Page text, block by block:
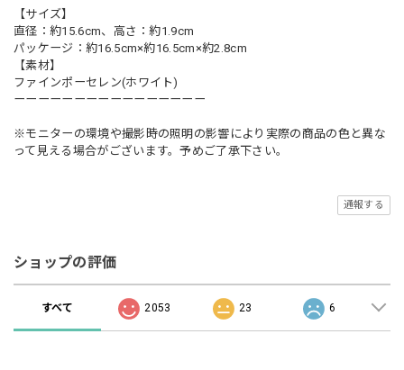
【サイズ】
直径：約15.6cm、高さ：約1.9cm
パッケージ：約16.5cm×約16.5cm×約2.8cm
【素材】
ファインポーセレン(ホワイト)
ーーーーーーーーーーーーーーーー
※モニターの環境や撮影時の照明の影響により実際の商品の色と異な
って見える場合がございます。予めご了承下さい。
通報する
ショップの評価
すべて 2053 23 6